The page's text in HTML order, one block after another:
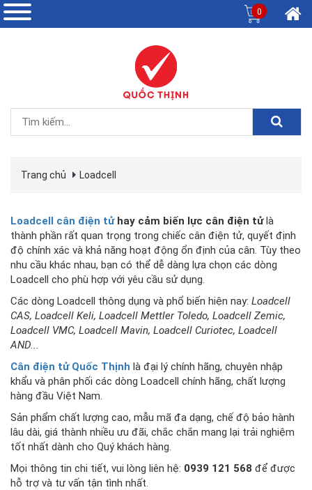
0
Trang chủ Loadcell
Loadcell cân điện tửhay cảm biến lực cân điện tửlà
thành phần rất quan trọng trong chiếc cân điện tử, quyết định
độ chính xác và khả năng hoạt động ổn định của cân. Tùy theo
nhu cầu khác nhau, bạn có thể dễ dàng lựa chọn các dòng
Loadcell cho phù hợp với yêu cầu sử dụng.
Các dòng Loadcell thông dụng và phổ biến hiện nay: Loadcell
CAS, Loadcell Keli, Loadcell Mettler Toledo, Loadcell Zemic,
Loadcell VMC, Loadcell Mavin, Loadcell Curiotec, Loadcell
AND...
Cân điện tử Quốc Thịnh là đại lý chính hãng, chuyên nhập
khẩu và phân phối các dòng Loadcell chính hãng, chất lượng
hàng đầu Việt Nam.
Sản phẩm chất lượng cao, mẫu mã đa dạng, chế độ bảo hành
lâu dài, giá thành nhiều ưu đãi, chắc chắn mang lại trải nghiệm
tốt nhất dành cho Quý khách hàng.
Mọi thông tin chi tiết, vui lòng liên hệ: 0939 121 568 để được
hỗ trợ và tư vấn tận tình nhất.